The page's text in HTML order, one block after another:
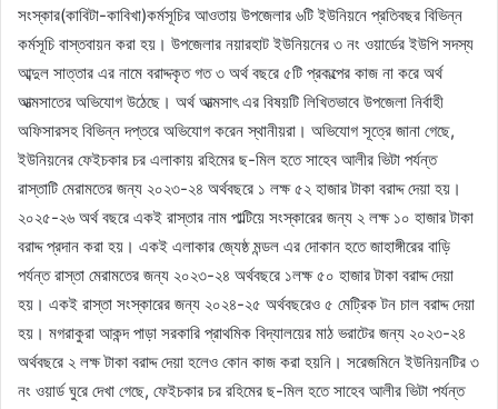
সংস্কার(কাবিটা-কাবিখা)কর্মসূচির আওতায় উপজেলার ৬টি ইউনিয়নে প্রতিবছর বিভিন্ন
কর্মসূচি বাস্তবায়ন করা হয়। উপজেলার নয়ারহাট ইউনিয়নের ৩ নং ওয়ার্ডের ইউপি সদস্য
আব্দুল সাত্তার এর নামে বরাদ্দকৃত গত ৩ অর্থ বছরে ৫টি প্রকল্পের কাজ না করে অর্থ
আত্মসাতের অভিযোগ উঠেছে। অর্থ আত্মসাৎ এর বিষয়টি লিখিতভাবে উপজেলা নির্বাহী
অফিসারসহ বিভিন্ন দপ্তরে অভিযোগ করেন স্থানীয়রা। অভিযোগ সূত্রে জানা গেছে,
ইউনিয়নের ফেইচকার চর এলাকায় রহিমের ছ-মিল হতে সাহেব আলীর ভিটা পর্যন্ত
রাস্তাটি মেরামতের জন্য ২০২৩-২৪ অর্থবছরে ১ লক্ষ ৫২ হাজার টাকা বরাদ্দ দেয়া হয়।
২০২৫-২৬ অর্থ বছরে একই রাস্তার নাম পাল্টিয়ে সংস্কারের জন্য ২ লক্ষ ১০ হাজার টাকা
বরাদ্দ প্রদান করা হয়। একই এলাকার জ্যেষ্ঠ মন্ডল এর দোকান হতে জাহাঙ্গীরের বাড়ি
পর্যন্ত রাস্তা মেরামতের জন্য ২০২৩-২৪ অর্থবছরে ১লক্ষ ৫০ হাজার টাকা বরাদ্দ দেয়া
হয়। একই রাস্তা সংস্কারের জন্য ২০২৪-২৫ অর্থবছরেও ৫ মেট্রিক টন চাল বরাদ্দ দেয়া
হয়। মগরাকুরা আকন্দ পাড়া সরকারি প্রাথমিক বিদ্যালয়ের মাঠ ভরাটের জন্য ২০২৩-২৪
অর্থবছরে ২ লক্ষ টাকা বরাদ্দ দেয়া হলেও কোন কাজ করা হয়নি। সরেজমিনে ইউনিয়নটির ৩
নং ওয়ার্ড ঘুরে দেখা গেছে, ফেইচকার চর রহিমের ছ-মিল হতে সাহেব আলীর ভিটা পর্যন্ত